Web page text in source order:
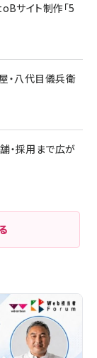
サイト制作「5
・八代目儀兵衛
・採用まで広が